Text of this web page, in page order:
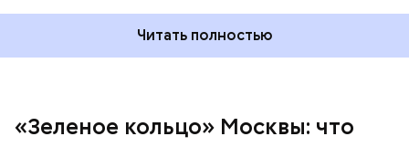
Читать полностью
«Зеленое кольцо» Москвы: что
Тимирязевского парка до Лосиного Острова за
счет проложения велополос на улицах между
Безусловно, самым известным местом из романа